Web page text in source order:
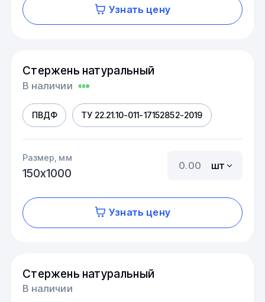
Узнать цену
Стержень натуральный
В наличии
ПВДФ ТУ 22.21.10-011-17152852-2019
Размер, мм
150х1000
шт
Узнать цену
Стержень натуральный
В наличии